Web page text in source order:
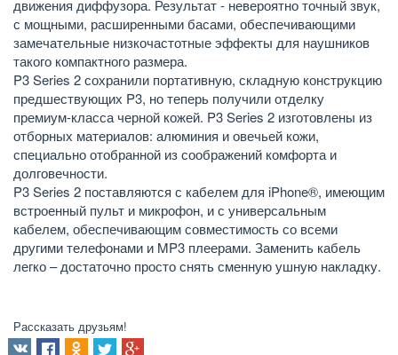
движения диффузора. Результат - невероятно точный звук,
с мощными, расширенными басами, обеспечивающими
замечательные низкочастотные эффекты для наушников
такого компактного размера.
P3 Series 2 сохранили портативную, складную конструкцию
предшествующих P3, но теперь получили отделку
премиум-класса черной кожей. P3 Series 2 изготовлены из
отборных материалов: алюминия и овечьей кожи,
специально отобранной из соображений комфорта и
долговечности.
P3 Series 2 поставляются с кабелем для iPhone®, имеющим
встроенный пульт и микрофон, и с универсальным
кабелем, обеспечивающим совместимость со всеми
другими телефонами и MP3 плеерами. Заменить кабель
легко – достаточно просто снять сменную ушную накладку.
Рассказать друзьям!